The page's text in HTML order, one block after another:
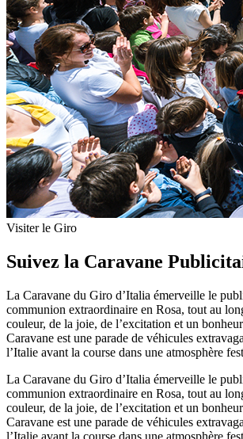
Visiter le Giro
Suivez la Caravane
La Caravane du Giro d’Italia émerveille le
communion extraordinaire en Rosa, tout au
couleur, de la joie, de l’excitation et un
Caravane est une parade de véhicules
l’Italie avant la course dans une atmosphère
La Caravane du Giro d’Italia émerveille le
communion extraordinaire en Rosa, tout au
couleur, de la joie, de l’excitation et un
Caravane est une parade de véhicules
l’Italie avant la course dans une atmosphère